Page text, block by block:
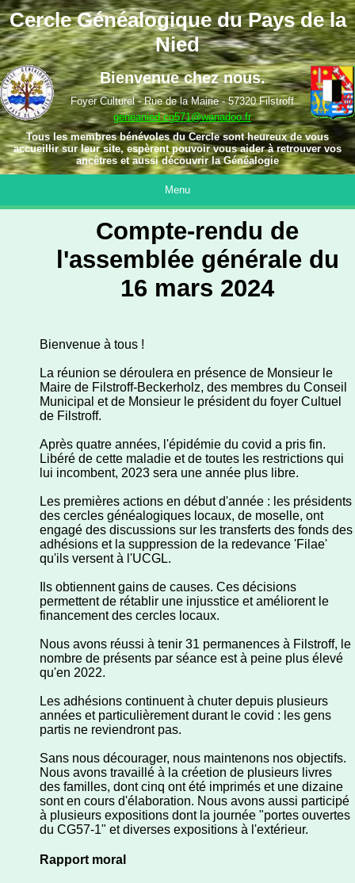
Cercle Généalogique du Pays de la
Nied
Bienvenue chez nous.
Foyer Culturel - Rue de la Mairie - 57320 Filstroff
geneanied.cg571@wanadoo.fr
Tous les membres bénévoles du Cercle sont heureux de vous
accueillir sur leur site, espèrent pouvoir vous aider à retrouver vos
ancêtres et aussi découvrir la Généalogie
Menu
Compte-rendu de
l'assemblée générale du
16 mars 2024
Bienvenue à tous !
La réunion se déroulera en présence de Monsieur le
Maire de Filstroff-Beckerholz, des membres du Conseil
Municipal et de Monsieur le président du foyer Cultuel
de Filstroff.
Après quatre années, l'épidémie du covid a pris fin.
Libéré de cette maladie et de toutes les restrictions qui
lui incombent, 2023 sera une année plus libre.
Les premières actions en début d'année : les présidents
des cercles généalogiques locaux, de moselle, ont
engagé des discussions sur les transferts des fonds des
adhésions et la suppression de la redevance 'Filae'
qu'ils versent à l'UCGL.
Ils obtiennent gains de causes. Ces décisions
permettent de rétablir une injusstice et améliorent le
financement des cercles locaux.
Nous avons réussi à tenir 31 permanences à Filstroff, le
nombre de présents par séance est à peine plus élevé
qu'en 2022.
Les adhésions continuent à chuter depuis plusieurs
années et particulièrement durant le covid : les gens
partis ne reviendront pas.
Sans nous décourager, nous maintenons nos objectifs.
Nous avons travaillé à la créetion de plusieurs livres
des familles, dont cinq ont été imprimés et une dizaine
sont en cours d'élaboration. Nous avons aussi participé
à plusieurs expositions dont la journée "portes ouvertes
du CG57-1" et diverses expositions à l'extérieur.
Rapport moral